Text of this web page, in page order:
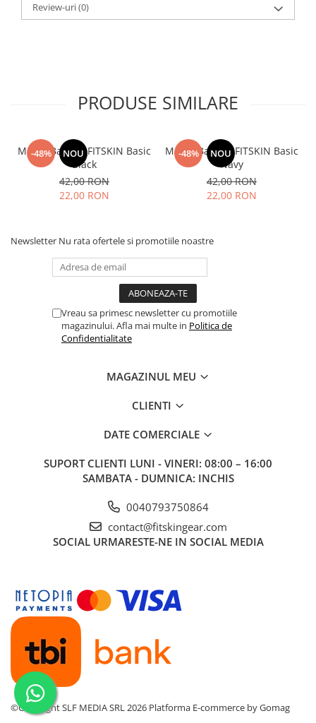
Review-uri(0)
PRODUSE SIMILARE
-48% NOU
Maiou Barbati FITSKIN Basic
Black
42,00 RON
22,00 RON
-48% NOU
Maiou Barbati FITSKIN Basic
Navy
42,00 RON
22,00 RON
Newsletter Nu rata ofertele si promotiile noastre
Vreau sa primesc newsletter cu promotiile
magazinului. Afla mai multe in Politica de
Confidentialitate
MAGAZINUL MEU
CLIENTI
DATE COMERCIALE
SUPORT CLIENTI LUNI - VINERI: 08:00 – 16:00
SAMBATA - DUMNICA: INCHIS
0040793750864
contact@fitskingear.com
SOCIAL URMARESTE-NE IN SOCIAL MEDIA
©Copyright SLF MEDIA SRL 2026 Platforma E-commerce by Gomag